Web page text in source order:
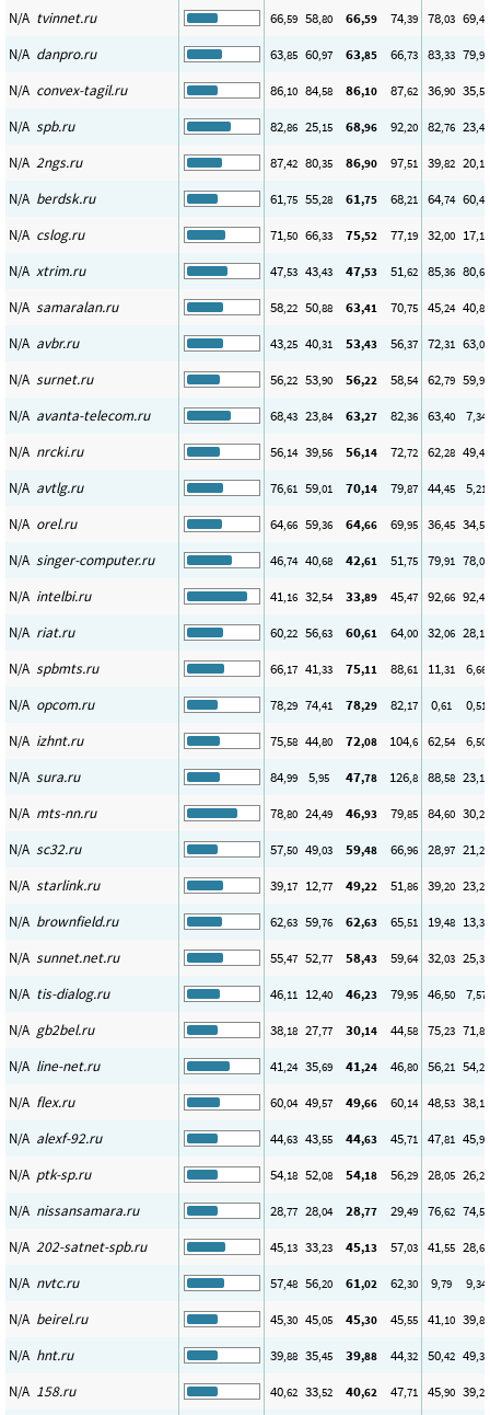
N/A tvinnet.ru 66,59 58,80 66,59 74,39 78,03 69,47
N/A danpro.ru 63,85 60,97 63,85 66,73 83,33 79,93
N/A convex-tagil.ru 86,10 84,58 86,10 87,62 36,90 35,52
N/A spb.ru 82,86 25,15 68,96 92,20 82,76 23,45
N/A 2ngs.ru 87,42 80,35 86,90 97,51 39,82 20,11
N/A berdsk.ru 61,75 55,28 61,75 68,21 64,74 60,41
N/A cslog.ru 71,50 66,33 75,52 77,19 32,00 17,17
N/A xtrim.ru 47,53 43,43 47,53 51,62 85,36 80,67
N/A samaralan.ru 58,22 50,88 63,41 70,75 45,24 40,88
N/A avbr.ru 43,25 40,31 53,43 56,37 72,31 63,02
N/A surnet.ru 56,22 53,90 56,22 58,54 62,79 59,96
N/A avanta-telecom.ru 68,43 23,84 63,27 82,36 63,40 7,34
N/A nrcki.ru 56,14 39,56 56,14 72,72 62,28 49,44
N/A avtlg.ru 76,61 59,01 70,14 79,87 44,45 5,21
N/A orel.ru 64,66 59,36 64,66 69,95 36,45 34,52
N/A singer-computer.ru 46,74 40,68 42,61 51,75 79,91 78,01
N/A intelbi.ru 41,16 32,54 33,89 45,47 92,66 92,45
N/A riat.ru 60,22 56,63 60,61 64,00 32,06 28,10
N/A spbmts.ru 66,17 41,33 75,11 88,61 11,31 6,66
N/A opcom.ru 78,29 74,41 78,29 82,17 0,61 0,51
N/A izhnt.ru 75,58 44,80 72,08 104,6 62,54 6,50
N/A sura.ru 84,99 5,95 47,78 126,8 88,58 23,12
N/A mts-nn.ru 78,80 24,49 46,93 79,85 84,60 30,25
N/A sc32.ru 57,50 49,03 59,48 66,96 28,97 21,22
N/A starlink.ru 39,17 12,77 49,22 51,86 39,20 23,27
N/A brownfield.ru 62,63 59,76 62,63 65,51 19,48 13,34
N/A sunnet.net.ru 55,47 52,77 58,43 59,64 32,03 25,39
N/A tis-dialog.ru 46,11 12,40 46,23 79,95 46,50 7,57
N/A gb2bel.ru 38,18 27,77 30,14 44,58 75,23 71,89
N/A line-net.ru 41,24 35,69 41,24 46,80 56,21 54,23
N/A flex.ru 60,04 49,57 49,66 60,14 48,53 38,15
N/A alexf-92.ru 44,63 43,55 44,63 45,71 47,81 45,99
N/A ptk-sp.ru 54,18 52,08 54,18 56,29 28,05 26,26
N/A nissansamara.ru 28,77 28,04 28,77 29,49 76,62 74,59
N/A 202-satnet-spb.ru 45,13 33,23 45,13 57,03 41,55 28,63
N/A nvtc.ru 57,48 56,20 61,02 62,30 9,79 9,34
N/A beirel.ru 45,30 45,05 45,30 45,55 41,10 39,89
N/A hnt.ru 39,88 35,45 39,88 44,32 50,42 49,33
N/A 158.ru 40,62 33,52 40,62 47,71 45,90 39,23